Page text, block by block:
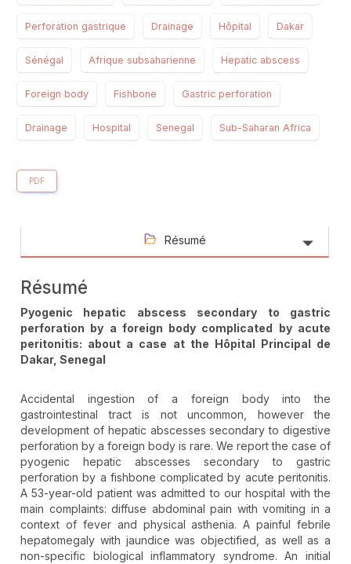
Perforation gastrique Drainage Hôpital Dakar
Sénégal Afrique subsaharienne Hepatic abscess
Foreign body Fishbone Gastric perforation
Drainage Hospital Senegal Sub-Saharan Africa
PDF
Résumé
Résumé
Pyogenic hepatic abscess secondary to gastric
perforation by a foreign body complicated by acute
peritonitis: about a case at the Hôpital Principal de
Dakar, Senegal
Accidental ingestion of a foreign body into the
gastrointestinal tract is not uncommon, however the
development of hepatic abscesses secondary to digestive
perforation by a foreign body is rare. We report the case of
pyogenic hepatic abscesses secondary to gastric
perforation by a fishbone complicated by acute peritonitis.
A 53-year-old patient was admitted to our hospital with the
main complaints: diffuse abdominal pain with vomiting in a
context of fever and physical asthenia. A painful febrile
hepatomegaly with jaundice was objectified, as well as a
non-specific biological inflammatory syndrome. An initial